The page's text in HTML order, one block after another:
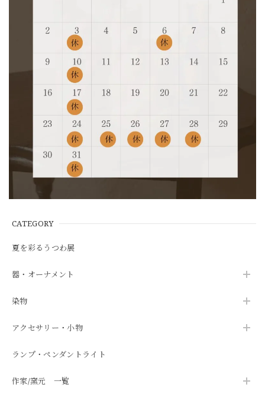
CATEGORY
夏を彩るうつわ展
器・オーナメント
染物
アクセサリー・小物
ランプ・ペンダントライト
作家/窯元 一覧